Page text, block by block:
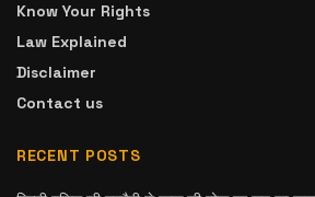
Know Your Rights
Law Explained
Disclaimer
Contact us
RECENT POSTS